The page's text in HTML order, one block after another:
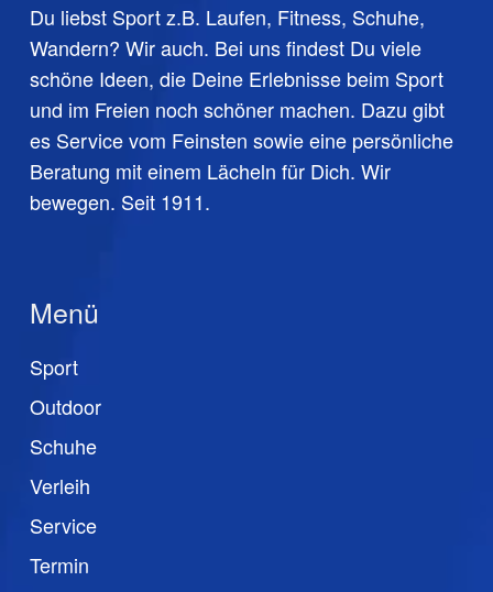
Du liebst Sport z.B. Laufen, Fitness, Schuhe,
Wandern? Wir auch. Bei uns findest Du viele
schöne Ideen, die Deine Erlebnisse beim Sport
und im Freien noch schöner machen. Dazu gibt
es Service vom Feinsten sowie eine persönliche
Beratung mit einem Lächeln für Dich. Wir
bewegen. Seit 1911.
Menü
Sport
Outdoor
Schuhe
Verleih
Service
Termin